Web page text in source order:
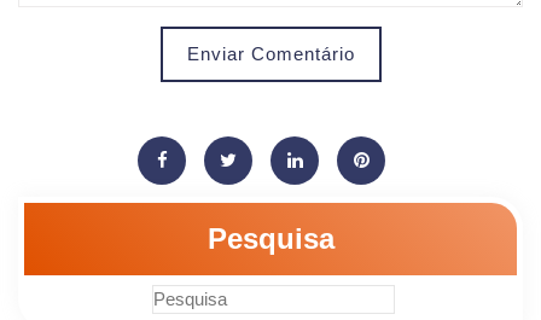
Enviar Comentário
Pesquisa